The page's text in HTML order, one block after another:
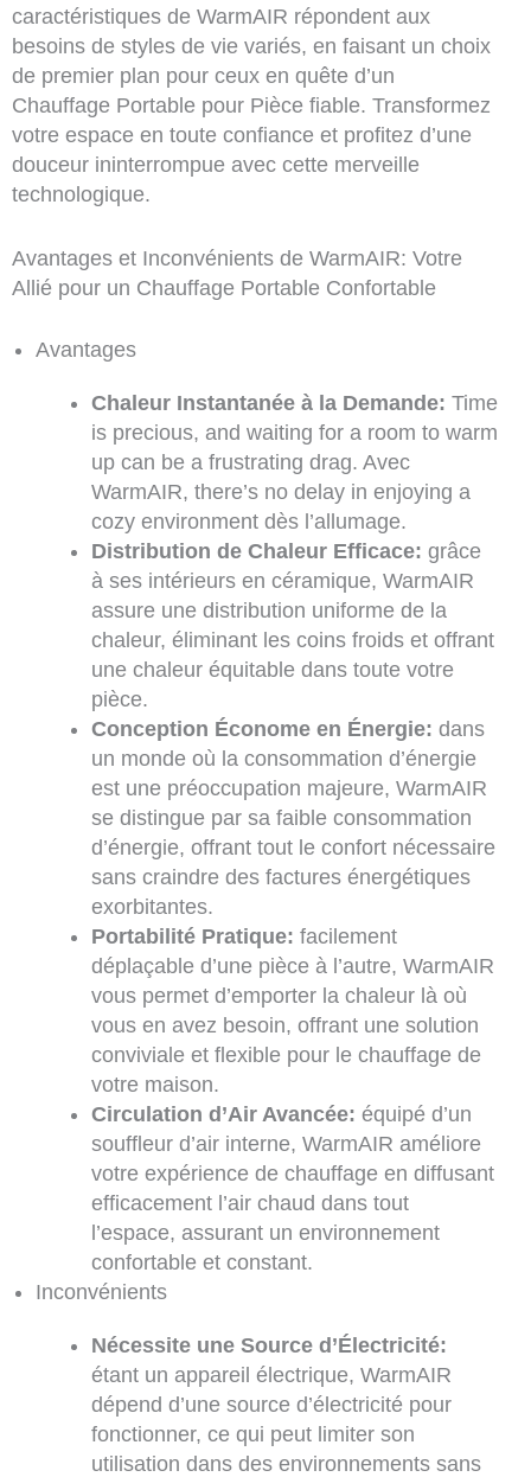
caractéristiques de WarmAIR répondent aux
besoins de styles de vie variés, en faisant un choix
de premier plan pour ceux en quête d’un
Chauffage Portable pour Pièce fiable. Transformez
votre espace en toute confiance et profitez d’une
douceur ininterrompue avec cette merveille
technologique.
Avantages et Inconvénients de WarmAIR: Votre
Allié pour un Chauffage Portable Confortable
Avantages
Chaleur Instantanée à la Demande: Time
is precious, and waiting for a room to warm
up can be a frustrating drag. Avec
WarmAIR, there’s no delay in enjoying a
cozy environment dès l’allumage.
Distribution de Chaleur Efficace: grâce
à ses intérieurs en céramique, WarmAIR
assure une distribution uniforme de la
chaleur, éliminant les coins froids et offrant
une chaleur équitable dans toute votre
pièce.
Conception Économe en Énergie: dans
un monde où la consommation d’énergie
est une préoccupation majeure, WarmAIR
se distingue par sa faible consommation
d’énergie, offrant tout le confort nécessaire
sans craindre des factures énergétiques
exorbitantes.
Portabilité Pratique: facilement
déplaçable d’une pièce à l’autre, WarmAIR
vous permet d’emporter la chaleur là où
vous en avez besoin, offrant une solution
conviviale et flexible pour le chauffage de
votre maison.
Circulation d’Air Avancée: équipé d’un
souffleur d’air interne, WarmAIR améliore
votre expérience de chauffage en diffusant
efficacement l’air chaud dans tout
l’espace, assurant un environnement
confortable et constant.
Inconvénients
Nécessite une Source d’Électricité:
étant un appareil électrique, WarmAIR
dépend d’une source d’électricité pour
fonctionner, ce qui peut limiter son
utilisation dans des environnements sans